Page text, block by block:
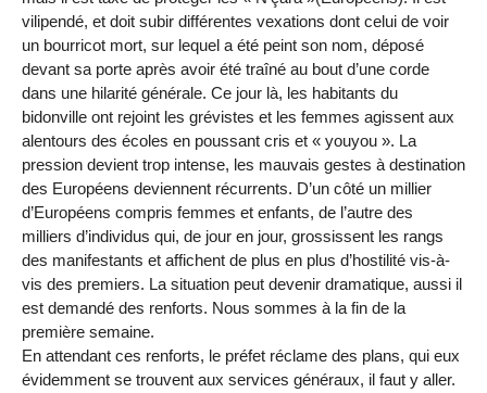
vilipendé, et doit subir différentes vexations dont celui de voir
un bourricot mort, sur lequel a été peint son nom, déposé
devant sa porte après avoir été traîné au bout d’une corde
dans une hilarité générale. Ce jour là, les habitants du
bidonville ont rejoint les grévistes et les femmes agissent aux
alentours des écoles en poussant cris et « youyou ». La
pression devient trop intense, les mauvais gestes à destination
des Européens deviennent récurrents. D’un côté un millier
d’Européens compris femmes et enfants, de l’autre des
milliers d’individus qui, de jour en jour, grossissent les rangs
des manifestants et affichent de plus en plus d’hostilité vis-à-
vis des premiers. La situation peut devenir dramatique, aussi il
est demandé des renforts. Nous sommes à la fin de la
première semaine.
En attendant ces renforts, le préfet réclame des plans, qui eux
évidemment se trouvent aux services généraux, il faut y aller.